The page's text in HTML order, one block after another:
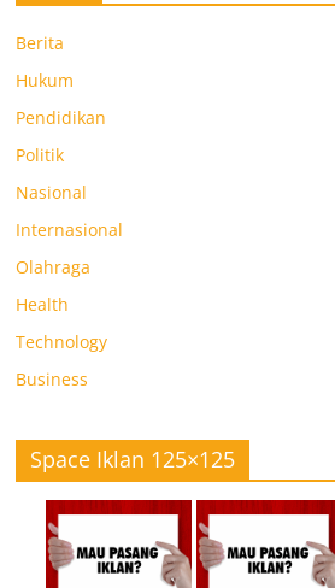
Berita
Hukum
Pendidikan
Politik
Nasional
Internasional
Olahraga
Health
Technology
Business
Space Iklan 125×125